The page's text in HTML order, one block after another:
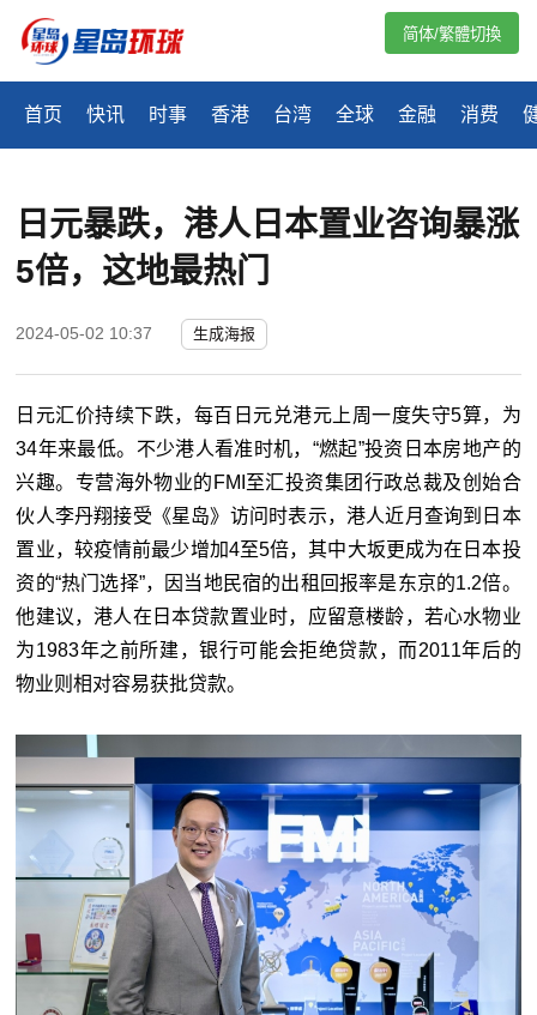
首页 快讯 时事 香港 台湾 全球 金融 消费
简体/繁體切換
日元暴跌，港人日本置业咨询暴涨
5倍，这地最热门
2024-05-02 10:37 生成海报
日元汇价持续下跌，每百日元兑港元上周一度失守5算，为
34年来最低。不少港人看准时机，“燃起”投资日本房地产的
兴趣。专营海外物业的FMI至汇投资集团行政总裁及创始合
伙人李丹翔接受《星岛》访问时表示，港人近月查询到日本
置业，较疫情前最少增加4至5倍，其中大坂更成为在日本投
资的“热门选择”，因当地民宿的出租回报率是东京的1.2倍。
他建议，港人在日本贷款置业时，应留意楼龄，若心水物业
为1983年之前所建，银行可能会拒绝贷款，而2011年后的
物业则相对容易获批贷款。